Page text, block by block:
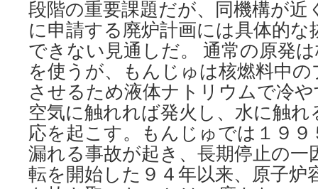
段階の重要課題だが、同機構が近
に申請する廃炉計画には具体的
できない見通しだ。 通常の原発
を使うが、もんじゅは核燃料中
させるため液体ナトリウムで冷
空気に触れれば発火し、水に触
応を起こす。もんじゅでは１９
漏れる事故が起き、長期停止の
転を開始した９４年以来、原子炉